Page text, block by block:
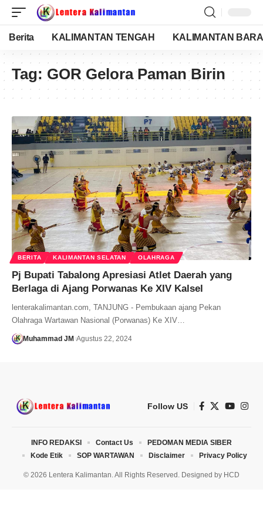
Berita KALIMANTAN TENGAH KALIMANTAN
Tag: GOR Gelora Paman Birin
BERITA KALIMANTAN SELATAN OLAHRAGA
Pj Bupati Tabalong Apresiasi Atlet Daerah yang
Berlaga di Ajang Porwanas Ke XIV Kalsel
lenterakalimantan.com, TANJUNG - Pembukaan ajang Pekan
Olahraga Wartawan Nasional (Porwanas) Ke XIV…
Muhammad JM Agustus 22, 2024
Follow US
© 2026 Lentera Kalimantan. All Rights Reserved. Designed by HCD
INFO REDAKSI Contact Us
PEDOMAN MEDIA SIBER
Kode Etik
SOP WARTAWAN Disclaimer Privacy Policy